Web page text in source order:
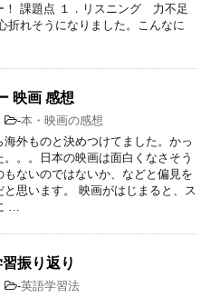
！ 課題点 １．リスニング 力不足
折れそうになりました。こんなに
映画 感想
-本・映画の感想
海外ものと決めつけてました。かっ
。。。日本の映画は面白くなさそう
もないのではないか、などと偏見を
と思います。 映画がはじまると、ス
…
振り返り
-英語学習法